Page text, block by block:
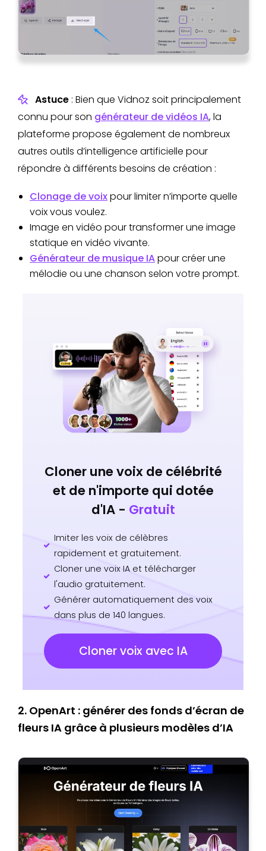
Astuce : Bien que Vidnoz soit principalement
connu pour son générateur de vidéos IA, la
plateforme propose également de nombreux
autres outils d’intelligence artificielle pour
répondre à différents besoins de création :
Clonage de voixpour limiter n’importe quelle
voix vous voulez.
Image en vidéo pour transformer une image
statique en vidéo vivante.
Générateur de musique IApour créer une
mélodie ou une chanson selon votre prompt.
Cloner une voix de célébrité
et de n'importe qui dotée
d'IA - Gratuit
Imiter les voix de célèbres
rapidement et gratuitement.
Cloner une voix IA et télécharger
l'audio gratuitement.
Générer automatiquement des voix
dans plus de 140 langues.
Cloner voix avec IA
2. OpenArt : générer des fonds d’écran de
fleurs IA grâce à plusieurs modèles d’IA